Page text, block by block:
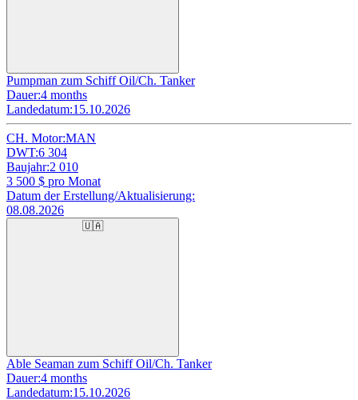
Pumpman zum Schiff Oil/Ch. Tanker
Dauer:4 months
Landedatum:15.10.2026
CH. Motor:MAN
DWT:6 304
Baujahr:2 010
3 500 $ pro Monat
Datum der Erstellung/Aktualisierung:
08.08.2026
🇺🇦
Able Seaman zum Schiff Oil/Ch. Tanker
Dauer:4 months
Landedatum:15.10.2026